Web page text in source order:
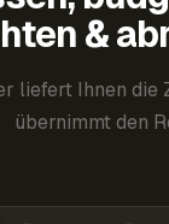
&
liefert Ihnen
übernimmt den